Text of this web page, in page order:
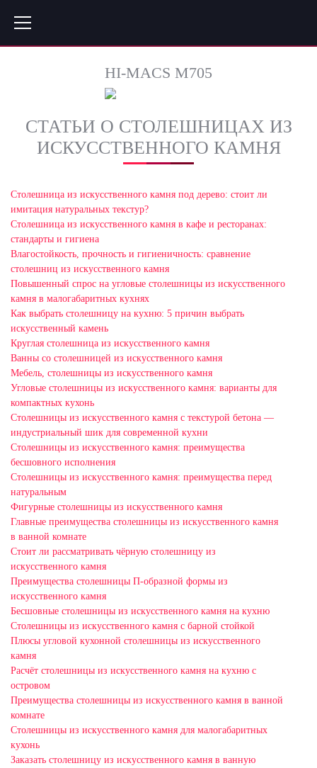
HI-MACS M705
СТАТЬИ О СТОЛЕШНИЦАХ ИЗ
ИСКУССТВЕННОГО КАМНЯ
Столешница из искусственного камня под дерево: стоит ли
имитация натуральных текстур?
Столешница из искусственного камня в кафе и ресторанах:
стандарты и гигиена
Влагостойкость, прочность и гигиеничность: сравнение
столешниц из искусственного камня
Повышенный спрос на угловые столешницы из искусственного
камня в малогабаритных кухнях
Как выбрать столешницу на кухню: 5 причин выбрать
искусственный камень
Круглая столешница из искусственного камня
Ванны со столешницей из искусственного камня
Мебель, столешницы из искусственного камня
Угловые столешницы из искусственного камня: варианты для
компактных кухонь
Столешницы из искусственного камня с текстурой бетона —
индустриальный шик для современной кухни
Столешницы из искусственного камня: преимущества
бесшовного исполнения
Столешницы из искусственного камня: преимущества перед
натуральным
Фигурные столешницы из искусственного камня
Главные преимущества столешницы из искусственного камня
в ванной комнате
Стоит ли рассматривать чёрную столешницу из
искусственного камня
Преимущества столешницы П-образной формы из
искусственного камня
Бесшовные столешницы из искусственного камня на кухню
Столешницы из искусственного камня с барной стойкой
Плюсы угловой кухонной столешницы из искусственного
камня
Расчёт столешницы из искусственного камня на кухню с
островом
Преимущества столешницы из искусственного камня в ванной
комнате
Столешницы из искусственного камня для малогабаритных
кухонь
Заказать столешницу из искусственного камня в ванную